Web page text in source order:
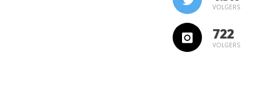
VOLGERS
722
VOLGERS